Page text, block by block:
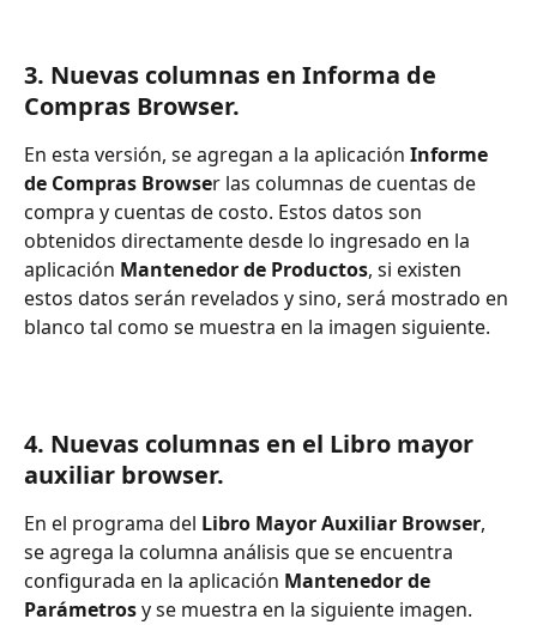
3. Nuevas columnas en Informa de
Compras Browser.
En esta versión, se agregan a la aplicación Informe
de Compras Browser las columnas de cuentas de
compra y cuentas de costo. Estos datos son
obtenidos directamente desde lo ingresado en la
aplicación Mantenedor de Productos, si existen
estos datos serán revelados y sino, será mostrado en
blanco tal como se muestra en la imagen siguiente.
4. Nuevas columnas en el Libro mayor
auxiliar browser.
En el programa del Libro Mayor Auxiliar Browser,
se agrega la columna análisis que se encuentra
configurada en la aplicación Mantenedor de
Parámetros y se muestra en la siguiente imagen.